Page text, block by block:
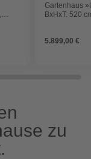
Gartenhaus
BxHxT: 520
5.899,00 €
zu